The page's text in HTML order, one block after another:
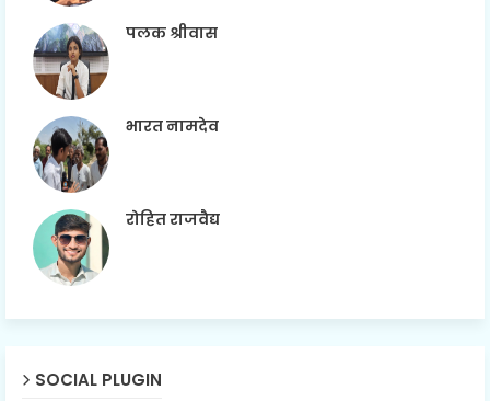
पलक श्रीवास
भारत नामदेव
रोहित राजवैद्य
SOCIAL PLUGIN